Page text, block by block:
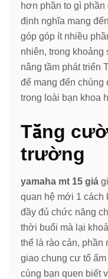
hơn phần to gì
định nghĩa mang
góp góp ít nhiều
nhiên, trong khoảng
nâng tầm phát triển
để mang đến chúng
trong loài bạn khoa
Tăng
trường
yamaha mt 15 giá
quan hệ mới 1 cách
đầy đủ chức năng
thời buổi mà lại
thể là rào cản,
giao chung cư tổ
cùng bạn quen biết